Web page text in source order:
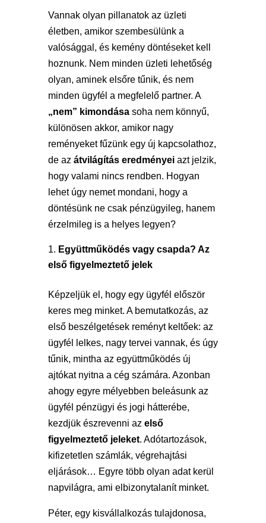
Vannak olyan pillanatok az üzleti
életben, amikor szembesülünk a
valósággal, és kemény döntéseket kell
hoznunk. Nem minden üzleti lehetőség
olyan, aminek elsőre tűnik, és nem
minden ügyfél a megfelelő partner. A
„nem” kimondásasoha nem könnyű,
különösen akkor, amikor nagy
reményeket fűzünk egy új kapcsolathoz,
de az átvilágítás eredményeiazt jelzik,
hogy valami nincs rendben. Hogyan
lehet úgy nemet mondani, hogy a
döntésünk ne csak pénzügyileg, hanem
érzelmileg is a helyes legyen?
Együttműködés vagy csapda? Az
első figyelmeztető jelek
Képzeljük el, hogy egy ügyfél először
keres meg minket. A bemutatkozás, az
első beszélgetések reményt keltőek: az
ügyfél lelkes, nagy tervei vannak, és úgy
tűnik, mintha az együttműködés új
ajtókat nyitna a cég számára. Azonban
ahogy egyre mélyebben beleásunk az
ügyfél pénzügyi és jogi hátterébe,
kezdjük észrevenni az első
figyelmeztető jeleket. Adótartozások,
kifizetetlen számlák, végrehajtási
eljárások… Egyre több olyan adat kerül
napvilágra, ami elbizonytalanít minket.
Péter, egy kisvállalkozás tulajdonosa,